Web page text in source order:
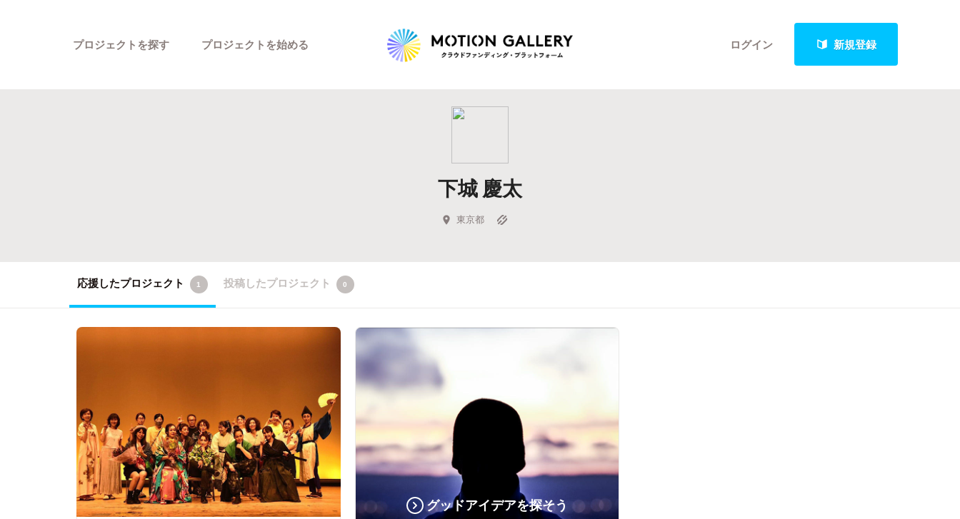
ログイン 新規登録
プロジェクトを探す
Highlight
Feature
キュレーターから探す
プロジェクトを始める
下城 慶太
東京都
応援したプロジェクト 1 投稿したプロジェクト 0
グッドアイデアを探そう